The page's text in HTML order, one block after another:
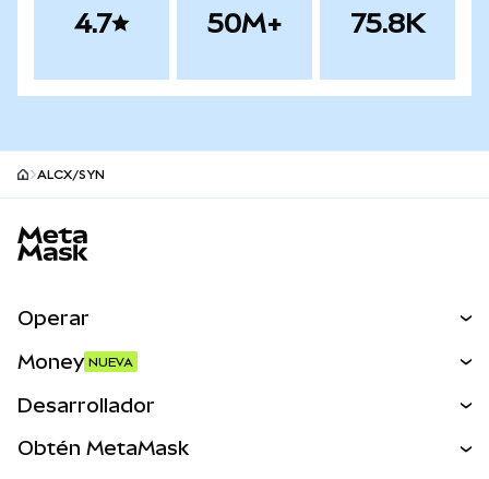
4.7 50M+ 75.8K
ALCX/SYN
Operar
Activos del mundo real
Money NUEVA
Desarrollador
Obtén MetaMask